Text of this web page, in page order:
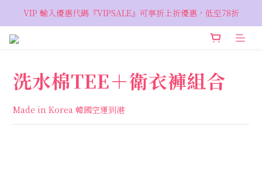
VIP 輸入優惠代碼『VIPSALE』可享折上折優惠，低至78折
VIP 輸入優惠代碼『VIPSALE』可享折上折優惠，低至78折
歡迎預約親臨荔枝角 Showroom，週五六開放
洗水棉TEE＋衛衣褲組合
Made in Korea 韓國空運到港